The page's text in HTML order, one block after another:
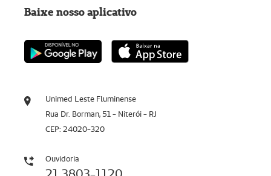
Unimed Leste Fluminense
Rua Dr. Borman, 51 - Niterói - RJ
CEP: 24020-320
Ouvidoria
Baixe nosso aplicativo